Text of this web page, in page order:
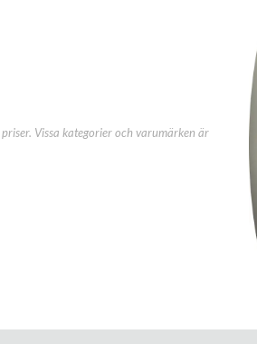
Vissa kategorier och varumärken är